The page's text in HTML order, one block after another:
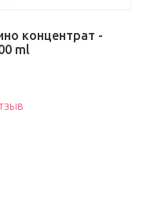
концентрат -
ml